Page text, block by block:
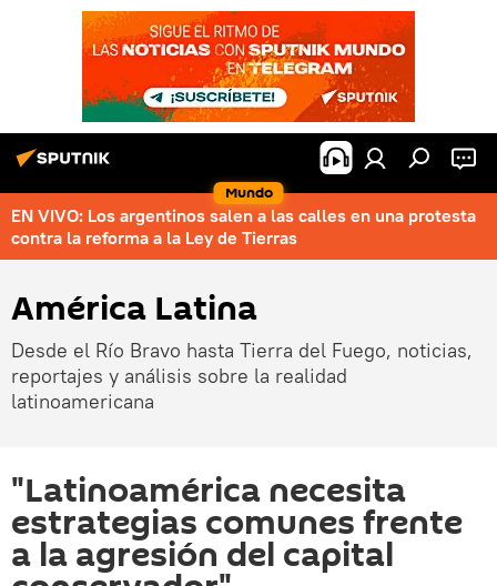
Mundo
EN VIVO: Los argentinos salen a las calles en una protesta
contra la reforma a la Ley de Tierras
América Latina
Desde el Río Bravo hasta Tierra del Fuego, noticias,
reportajes y análisis sobre la realidad
latinoamericana
"Latinoamérica necesita
estrategias comunes frente
a la agresión del capital